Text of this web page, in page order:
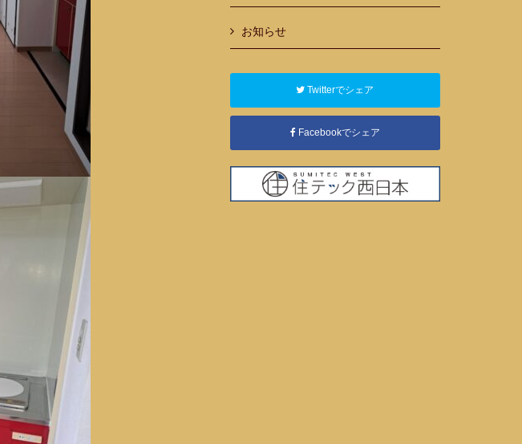
お知らせ
Twitterでシェア
Facebookでシェア